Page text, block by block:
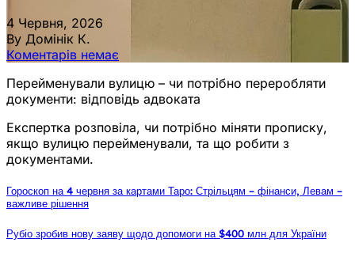
4 Червня, 2026
By Домінік К.
Коментарів немає
Перейменували вулицю – чи потрібно переробляти
документи: відповідь адвоката
Експертка розповіла, чи потрібно міняти прописку,
якщо вулицю перейменували, та що робити з
документами.
Гороскоп на 4 червня за картами Таро: Стрільцям – фінанси, Левам –
важливе рішення
Рубіо зробив нову заяву щодо допомоги на $400 млн для України